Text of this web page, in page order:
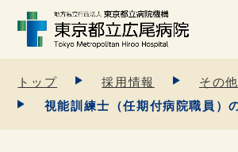
トップ 採用情報
その
視能訓練士（任期付病院職員）